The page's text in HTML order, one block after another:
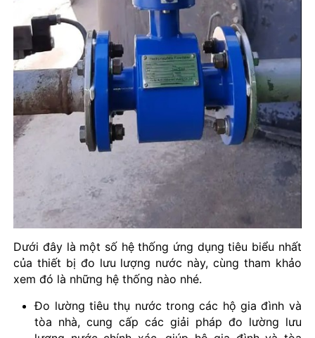
Dưới đây là một số hệ thống ứng dụng tiêu biểu nhất
của thiết bị đo lưu lượng nước này, cùng tham khảo
xem đó là những hệ thống nào nhé.
Đo lường tiêu thụ nước trong các hộ gia đình và
tòa nhà, cung cấp các giải pháp đo lường lưu